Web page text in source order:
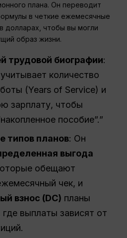
плана. Он переводит
в четкие ежемесячные
долларах, чтобы вы могли
образ жизни.
трудовой биографии:
количество
(Years of Service) и
зарплату, чтобы
пособие”.”
типов планов: Он
выгода
обещают
чек, и
взнос (DC) планы
выплаты зависят от